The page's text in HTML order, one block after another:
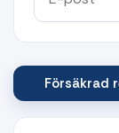
Försäkrad